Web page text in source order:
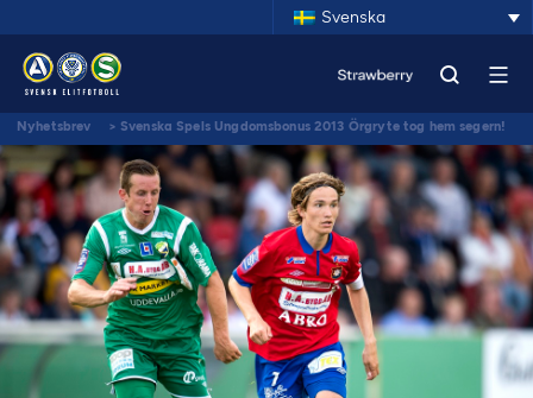
Svenska
Nyhetsbrev > Svenska Spels Ungdomsbonus 2013 Örgryte tog hem segern!